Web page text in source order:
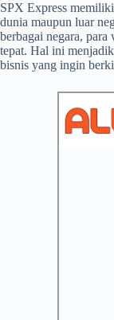
SPX Express
dunia maupun luar
berbagai negara,
tepat. Hal ini
bisnis yang ingin